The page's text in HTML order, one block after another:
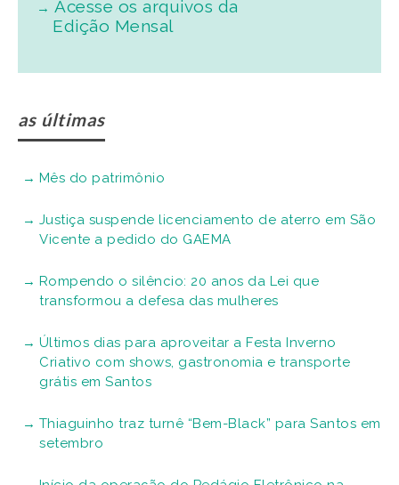
Acesse os arquivos da
Edição Mensal
as últimas
Mês do patrimônio
Justiça suspende licenciamento de aterro em São
Vicente a pedido do GAEMA
Rompendo o silêncio: 20 anos da Lei que
transformou a defesa das mulheres
Últimos dias para aproveitar a Festa Inverno
Criativo com shows, gastronomia e transporte
grátis em Santos
Thiaguinho traz turnê “Bem-Black” para Santos em
setembro